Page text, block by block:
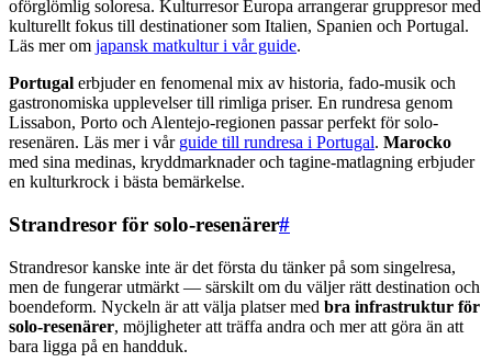
oförglömlig soloresa. Kulturresor Europa arrangerar gruppresor med
kulturellt fokus till destinationer som Italien, Spanien och Portugal.
Läs mer om japansk matkultur i vår guide.
Portugal erbjuder en fenomenal mix av historia, fado-musik och
gastronomiska upplevelser till rimliga priser. En rundresa genom
Lissabon, Porto och Alentejo-regionen passar perfekt för solo-
resenären. Läs mer i vår guide till rundresa i Portugal. Marocko
med sina medinas, kryddmarknader och tagine-matlagning erbjuder
en kulturkrock i bästa bemärkelse.
Strandresor för solo-resenärer#
Strandresor kanske inte är det första du tänker på som singelresa,
men de fungerar utmärkt — särskilt om du väljer rätt destination och
boendeform. Nyckeln är att välja platser med bra infrastruktur för
solo-resenärer, möjligheter att träffa andra och mer att göra än att
bara ligga på en handduk.